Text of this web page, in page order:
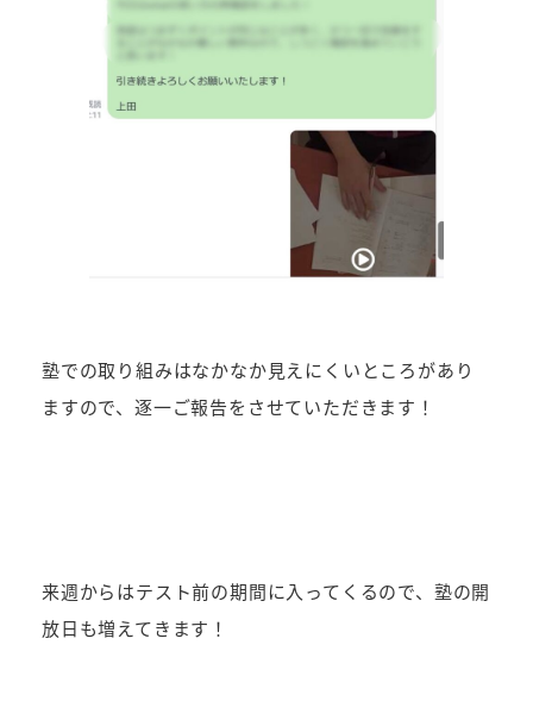
塾での取り組みはなかなか見えにくいところがあり
ますので、逐一ご報告をさせていただきます！
来週からはテスト前の期間に入ってくるので、塾の開
放日も増えてきます！